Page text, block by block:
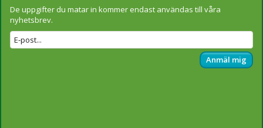
De uppgifter du matar in kommer endast användas till våra
nyhetsbrev.
Anmäl mig